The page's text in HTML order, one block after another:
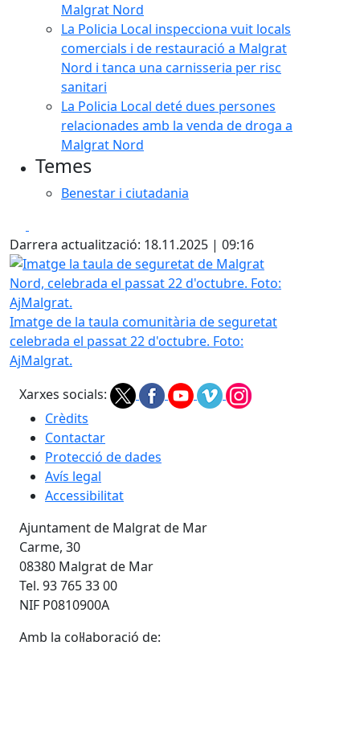
Malgrat Nord
La Policia Local inspecciona vuit locals
comercials i de restauració a Malgrat
Nord i tanca una carnisseria per risc
sanitari
La Policia Local deté dues persones
relacionades amb la venda de droga a
Malgrat Nord
Temes
Benestar i ciutadania
Darrera actualització: 18.11.2025 | 09:16
Imatge la taula de seguretat de Malgrat Nord, celebrada
Imatge de la taula comunitària de seguretat
celebrada el passat 22 d'octubre. Foto:
AjMalgrat.
Xarxes socials:
Crèdits
Contactar
Protecció de dades
Avís legal
Accessibilitat
Ajuntament de Malgrat de Mar
Carme, 30
08380 Malgrat de Mar
Tel. 93 765 33 00
NIF P0810900A
Amb la col·laboració de: